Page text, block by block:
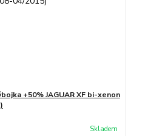
+50% JAGUAR XF bi-xenon
Skladem